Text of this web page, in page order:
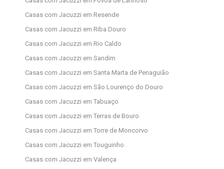
Casas com Jacuzzi em Resende
Casas com Jacuzzi em Riba Douro
Casas com Jacuzzi em Rio Caldo
Casas com Jacuzzi em Sandim
Casas com Jacuzzi em Santa Marta de Penaguião
Casas com Jacuzzi em São Lourenço do Douro
Casas com Jacuzzi em Tabuaço
Casas com Jacuzzi em Terras de Bouro
Casas com Jacuzzi em Torre de Moncorvo
Casas com Jacuzzi em Touguinho
Casas com Jacuzzi em Valença